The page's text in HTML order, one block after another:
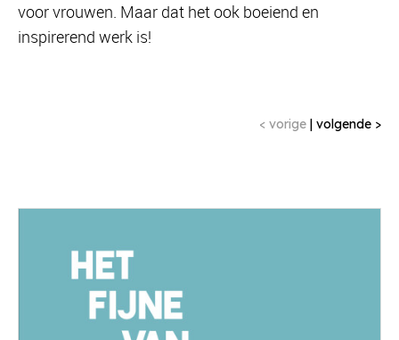
voor vrouwen. Maar dat het ook boeiend en
inspirerend werk is!
< vorige | volgende >